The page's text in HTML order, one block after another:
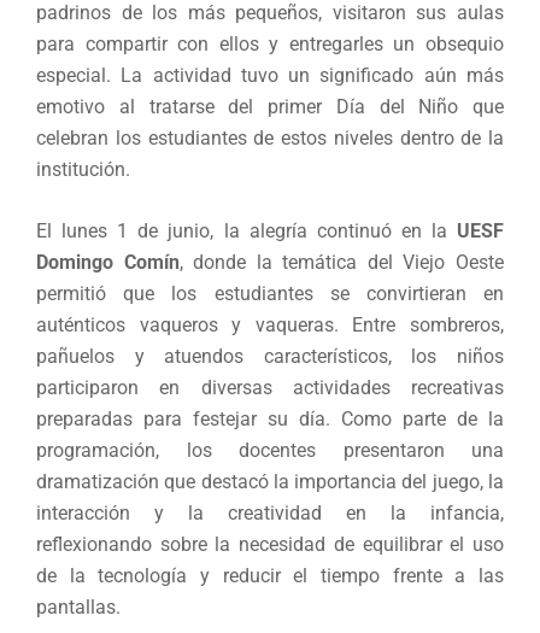
padrinos de los más pequeños, visitaron sus aulas
para compartir con ellos y entregarles un obsequio
especial. La actividad tuvo un significado aún más
emotivo al tratarse del primer Día del Niño que
celebran los estudiantes de estos niveles dentro de la
institución.
El lunes 1 de junio, la alegría continuó en la UESF
Domingo Comín, donde la temática del Viejo Oeste
permitió que los estudiantes se convirtieran en
auténticos vaqueros y vaqueras. Entre sombreros,
pañuelos y atuendos característicos, los niños
participaron en diversas actividades recreativas
preparadas para festejar su día. Como parte de la
programación, los docentes presentaron una
dramatización que destacó la importancia del juego, la
interacción y la creatividad en la infancia,
reflexionando sobre la necesidad de equilibrar el uso
de la tecnología y reducir el tiempo frente a las
pantallas.